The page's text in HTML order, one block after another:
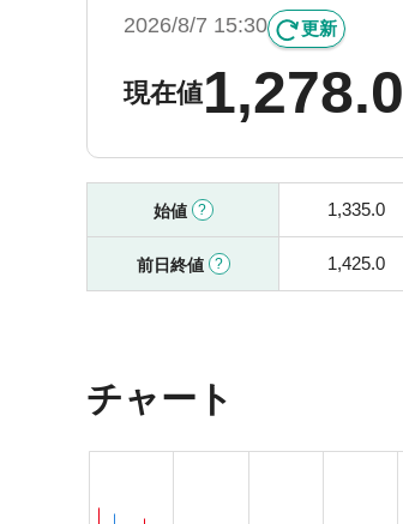
2026/8/7 15:30 更新
現在値1,278.0
始値 1,335.0
前日終値 1,425.0
チャート